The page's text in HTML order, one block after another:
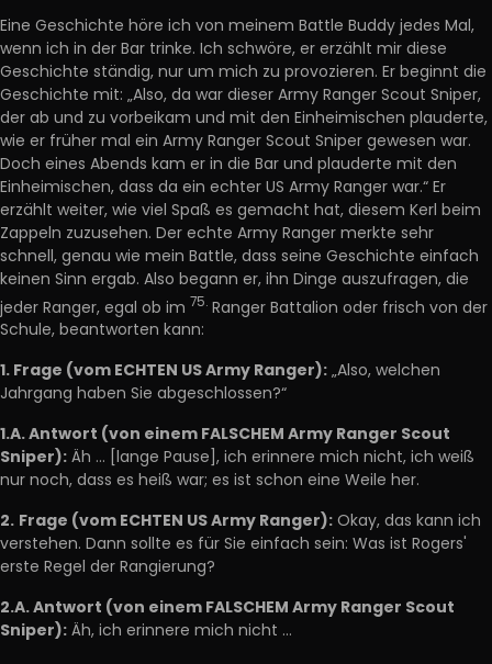
Eine Geschichte höre ich von meinem Battle Buddy jedes Mal,
wenn ich in der Bar trinke. Ich schwöre, er erzählt mir diese
Geschichte ständig, nur um mich zu provozieren. Er beginnt die
Geschichte mit: „Also, da war dieser Army Ranger Scout Sniper,
der ab und zu vorbeikam und mit den Einheimischen plauderte,
wie er früher mal ein Army Ranger Scout Sniper gewesen war.
Doch eines Abends kam er in die Bar und plauderte mit den
Einheimischen, dass da ein echter US Army Ranger war.“ Er
erzählt weiter, wie viel Spaß es gemacht hat, diesem Kerl beim
Zappeln zuzusehen. Der echte Army Ranger merkte sehr
schnell, genau wie mein Battle, dass seine Geschichte einfach
keinen Sinn ergab. Also begann er, ihn Dinge auszufragen, die
jeder Ranger, egal ob im 75. Ranger Battalion oder frisch von der
Schule, beantworten kann:
1. Frage (vom ECHTEN US Army Ranger):„Also, welchen
Jahrgang haben Sie abgeschlossen?“
1.A. Antwort (von einem FALSCHEM Army Ranger Scout
Sniper):Äh … [lange Pause], ich erinnere mich nicht, ich weiß
nur noch, dass es heiß war; es ist schon eine Weile her.
2. Frage (vom ECHTEN US Army Ranger):Okay, das kann ich
verstehen. Dann sollte es für Sie einfach sein: Was ist Rogers'
erste Regel der Rangierung?
2.A. Antwort (von einem FALSCHEM Army Ranger Scout
Sniper):Äh, ich erinnere mich nicht …